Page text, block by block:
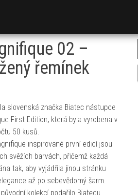
02 –
řemínek
slovenská značka Biatec nástupce
First Edition, která byla vyrobena v
50 kusů.
inspirované první edicí jsou
svěžích barvách, přičemž každá
tak, aby vyjádřila jinou stránku
až po sebevědomý šarm.
kolekcí podařilo Biatecu